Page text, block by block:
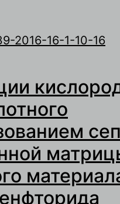
2016-16-1-10-16
электрода
его разрядные